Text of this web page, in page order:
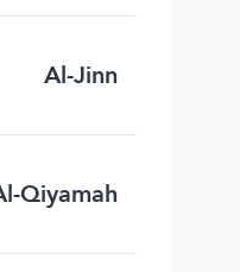
Al-Jinn
Qiyamah